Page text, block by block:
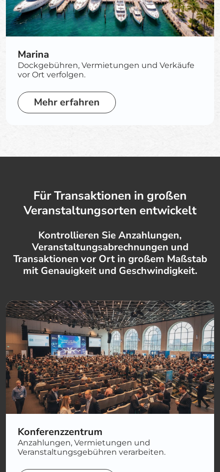
Marina
Dockgebühren, Vermietungen und Verkäufe
vor Ort verfolgen.
Mehr erfahren
Für Transaktionen in großen
Veranstaltungsorten entwickelt
Kontrollieren Sie Anzahlungen,
Veranstaltungsabrechnungen und
Transaktionen vor Ort in großem Maßstab
mit Genauigkeit und Geschwindigkeit.
Konferenzzentrum
Anzahlungen, Vermietungen und
Veranstaltungsgebühren verarbeiten.